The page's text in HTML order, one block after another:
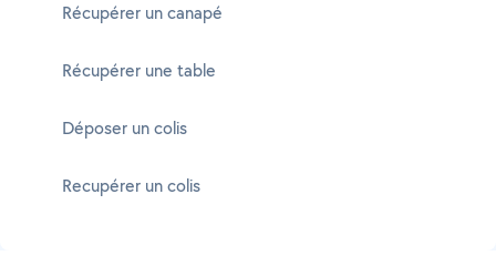
Récupérer un canapé
Récupérer une table
Déposer un colis
Recupérer un colis